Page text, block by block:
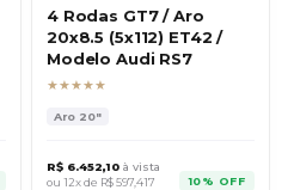
4 Rodas GT7 / Aro
20x8.5 (5x112) ET42 /
Modelo Audi RS7
★★★★★
Aro 20"
R$ 6.452,10 à vista
ou 12x de R$597,417
10% OFF